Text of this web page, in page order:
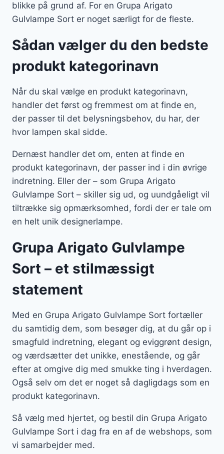
blikke på grund af. For en Grupa Arigato
Gulvlampe Sort er noget særligt for de fleste.
Sådan vælger du den bedste
produkt kategorinavn
Når du skal vælge en produkt kategorinavn,
handler det først og fremmest om at finde en,
der passer til det belysningsbehov, du har, der
hvor lampen skal sidde.
Dernæst handler det om, enten at finde en
produkt kategorinavn, der passer ind i din øvrige
indretning. Eller der – som Grupa Arigato
Gulvlampe Sort – skiller sig ud, og uundgåeligt vil
tiltrække sig opmærksomhed, fordi der er tale om
en helt unik designerlampe.
Grupa Arigato Gulvlampe
Sort – et stilmæssigt
statement
Med en Grupa Arigato Gulvlampe Sort fortæller
du samtidig dem, som besøger dig, at du går op i
smagfuld indretning, elegant og eviggrønt design,
og værdsætter det unikke, enestående, og går
efter at omgive dig med smukke ting i hverdagen.
Også selv om det er noget så dagligdags som en
produkt kategorinavn.
Så vælg med hjertet, og bestil din Grupa Arigato
Gulvlampe Sort i dag fra en af de webshops, som
vi samarbejder med.